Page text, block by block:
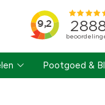
Pootgoed &